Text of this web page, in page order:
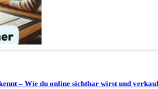
– Wie du online sichtbar wirst und